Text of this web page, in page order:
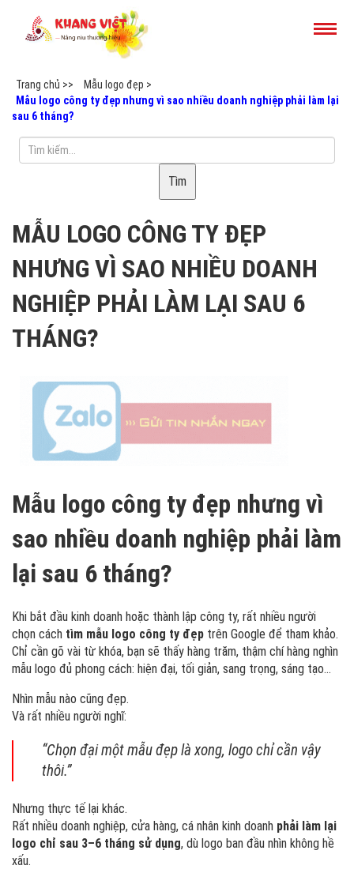
Trang chủ >>
Mẫu logo đẹp >
Mẫu logo công ty đẹp nhưng vì sao nhiều doanh nghiệp phải làm lại
sau 6 tháng?
Tìm
MẪU LOGO CÔNG TY ĐẸP
NHƯNG VÌ SAO NHIỀU DOANH
NGHIỆP PHẢI LÀM LẠI SAU 6
THÁNG?
Mẫu logo công ty đẹp nhưng vì
sao nhiều doanh nghiệp phải làm
lại sau 6 tháng?
Khi bắt đầu kinh doanh hoặc thành lập công ty, rất nhiều người
chọn cách tìm mẫu logo công ty đẹp trên Google để tham khảo.
Chỉ cần gõ vài từ khóa, bạn sẽ thấy hàng trăm, thậm chí hàng nghìn
mẫu logo đủ phong cách: hiện đại, tối giản, sang trọng, sáng tạo…
Nhìn mẫu nào cũng đẹp.
Và rất nhiều người nghĩ:
“Chọn đại một mẫu đẹp là xong, logo chỉ cần vậy
thôi.”
Nhưng thực tế lại khác.
Rất nhiều doanh nghiệp, cửa hàng, cá nhân kinh doanh phải làm lại
logo chỉ sau 3–6 tháng sử dụng, dù logo ban đầu nhìn không hề
xấu.